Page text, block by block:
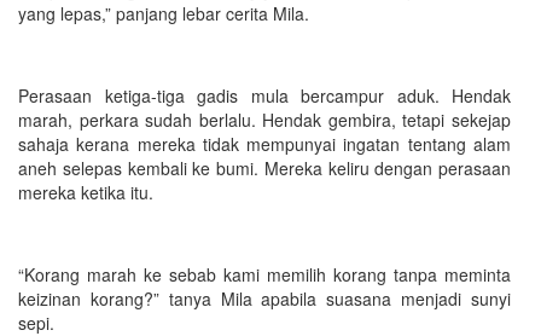
yang lepas,” panjang lebar cerita Mila.
Perasaan ketiga-tiga gadis mula bercampur aduk. Hendak
marah, perkara sudah berlalu. Hendak gembira, tetapi sekejap
sahaja kerana mereka tidak mempunyai ingatan tentang alam
aneh selepas kembali ke bumi. Mereka keliru dengan perasaan
mereka ketika itu.
“Korang marah ke sebab kami memilih korang tanpa meminta
keizinan korang?” tanya Mila apabila suasana menjadi sunyi
sepi.